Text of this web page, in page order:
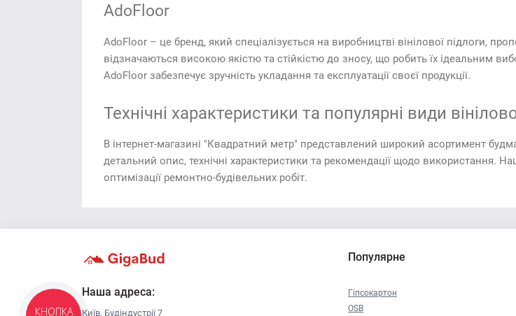
AdoFloor
AdoFloor – це бренд, який спеціалізується на виробництві вінілової підлоги,
відзначаються високою якістю та стійкістю до зносу, що робить їх ідеальним
AdoFloor забезпечує зручність укладання та експлуатації своєї продукції.
Технічні характеристики та популярні види
В інтернет-магазині "Квадратний метр" представлений широкий асортимент
детальний опис, технічні характеристики та рекомендації щодо використання.
оптимізації ремонтно-будівельних робіт.
Наша адреса:
Київ, Будіндустрії 7
Популярне
Гіпсокартон
OSB